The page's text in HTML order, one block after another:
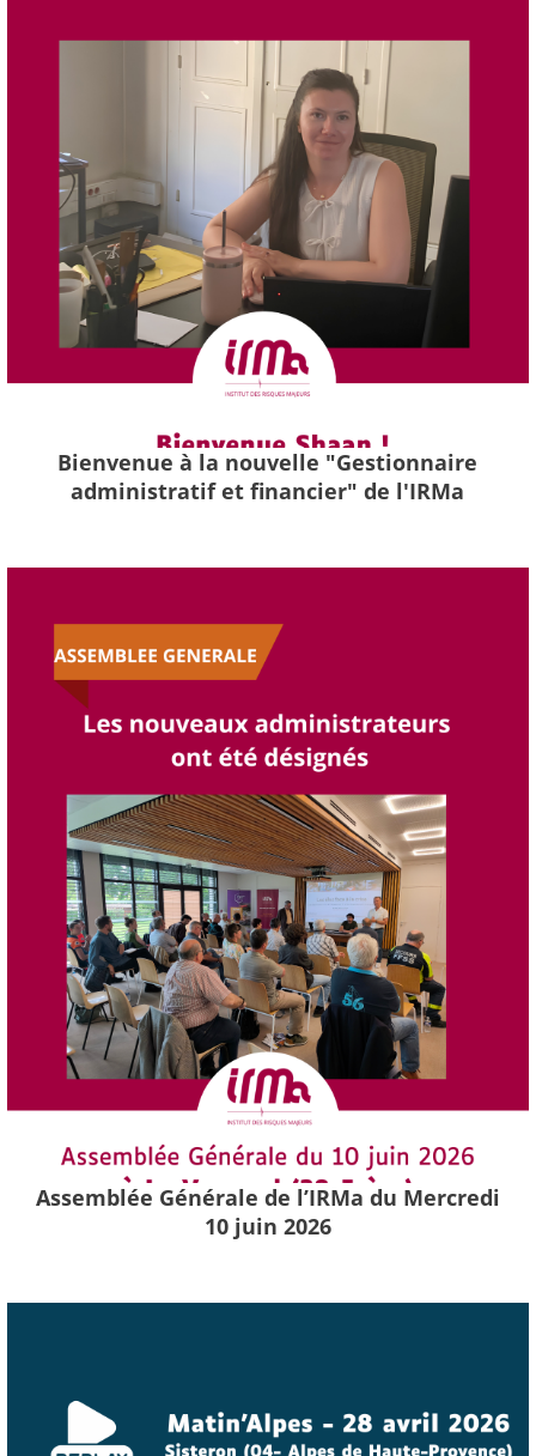
Bienvenue à la nouvelle "Gestionnaire
administratif et financier" de l'IRMa
Assemblée Générale de l’IRMa du Mercredi
10 juin 2026